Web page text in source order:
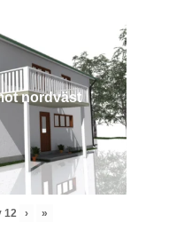
nordväst
12 › »